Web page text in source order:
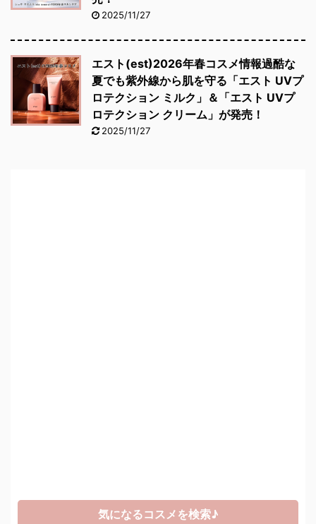
2025/11/27
エスト(est)2026年春コスメ情報過酷な
夏でも紫外線から肌を守る「エスト UVプ
ロテクション ミルク」＆「エスト UVプ
ロテクション クリーム」が発売！
2025/11/27
気になるコスメを検索♪